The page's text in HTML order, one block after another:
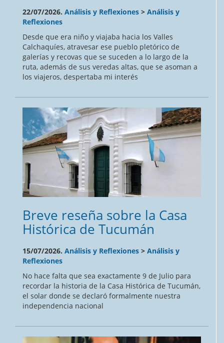
22/07/2026. Análisis y Reflexiones > Análisis y
Reflexiones
Desde que era niño y viajaba hacia los Valles
Calchaquíes, atravesar ese pueblo pletórico de
galerías y recovas que se suceden a lo largo de la
ruta, además de sus veredas altas, que se asoman a
los viajeros, despertaba mi interés
Breve reseña sobre la Casa
Histórica de Tucumán
15/07/2026. Análisis y Reflexiones > Análisis y
Reflexiones
No hace falta que sea exactamente 9 de Julio para
recordar la historia de la Casa Histórica de Tucumán,
el solar donde se declaró formalmente nuestra
independencia nacional